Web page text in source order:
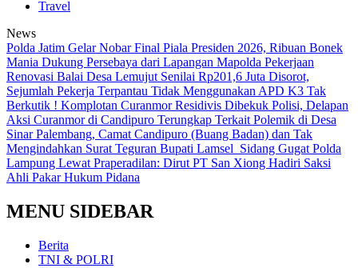
Travel
News
Polda Jatim Gelar Nobar Final Piala Presiden 2026, Ribuan Bonek
Mania Dukung Persebaya dari Lapangan Mapolda Pekerjaan
Renovasi Balai Desa Lemujut Senilai Rp201,6 Juta Disorot,
Sejumlah Pekerja Terpantau Tidak Menggunakan APD K3 Tak
Berkutik ! Komplotan Curanmor Residivis Dibekuk Polisi, Delapan
Aksi Curanmor di Candipuro Terungkap Terkait Polemik di Desa
Sinar Palembang, Camat Candipuro (Buang Badan) dan Tak
Mengindahkan Surat Teguran Bupati Lamsel ‎ Sidang Gugat Polda
Lampung Lewat Praperadilan: Dirut PT San Xiong Hadiri Saksi
Ahli Pakar Hukum Pidana
MENU SIDEBAR
Berita
TNI & POLRI